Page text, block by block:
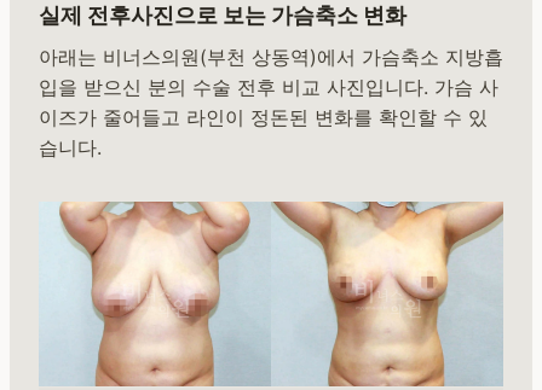
실제 전후사진으로 보는 가슴축소 변화
아래는 비너스의원(부천 상동역)에서 가슴축소 지방흡
입을 받으신 분의 수술 전후 비교 사진입니다. 가슴 사
이즈가 줄어들고 라인이 정돈된 변화를 확인할 수 있
습니다.